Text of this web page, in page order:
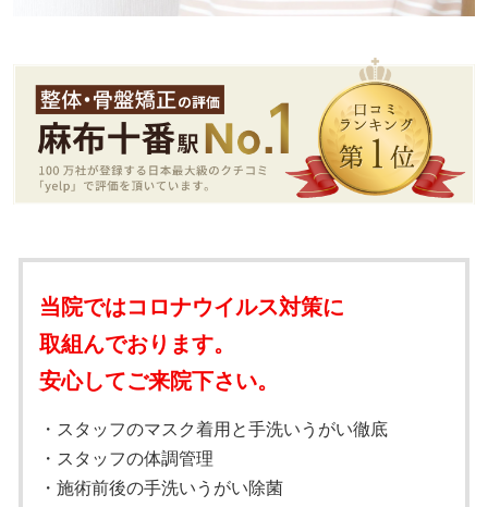
当院ではコロナウイルス対策に
取組んでおります。
安心してご来院下さい。
・スタッフのマスク着用と手洗いうがい徹底
・スタッフの体調管理
・施術前後の手洗いうがい除菌